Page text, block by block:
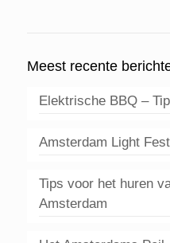
Meest recente
Elektrische BBQ –
Amsterdam Light
Tips voor het huren
Amsterdam